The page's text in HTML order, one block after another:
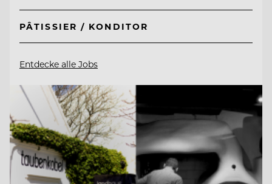
PÂTISSIER / KONDITOR
Entdecke alle Jobs